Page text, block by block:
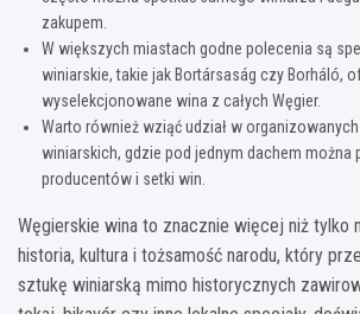
zakupem.
W większych miastach godne polecenia są
winiarskie, takie jak Bortársaság czy Borháló,
wyselekcjonowane wina z całych Węgier.
Warto również wziąć udział w
winiarskich, gdzie pod jednym dachem można
producentów i setki win.
Węgierskie wina to znacznie więcej niż tylko
historia, kultura i tożsamość narodu, który
sztukę winiarską mimo historycznych